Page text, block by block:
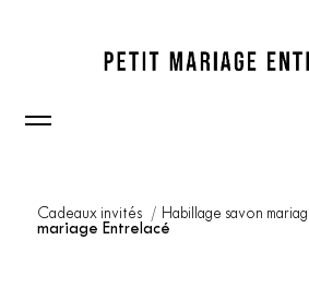
Cadeaux invités Habillage savon
mariage Entrelacé